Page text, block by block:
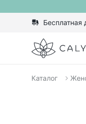
Бесплатная
Calypso
Каталог